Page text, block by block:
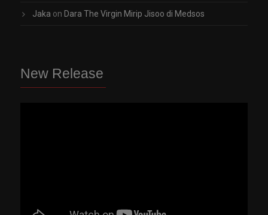
Jaka on Dara The Virgin Mirip Jisoo di Medsos
New Release